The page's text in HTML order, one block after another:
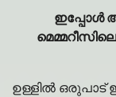
ഇപ്പോൾ
ഉള്ളിൽ ഒരുപാട്